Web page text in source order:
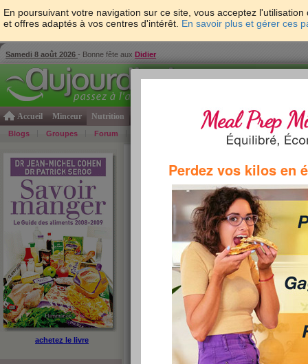
En poursuivant votre navigation sur ce site, vous acceptez
et offres adaptés à vos centres d'intérêt. En savoir plus et gérer ces
Samedi 8 août 2026 - Bonne fête aux Didier
Accueil Minceur Nutrition Psycho & tests Forme & santé
Blogs Groupes Forum Bons Plans
achetez le livre
chocolat de A à Z
Retrouvez tout le chocolat classé par ordre
facilement. Cliquez sur une des lettres pour
Perdez vos kilos en